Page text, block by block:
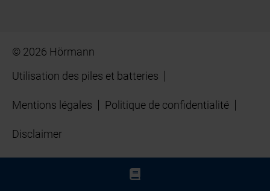
© 2026 Hörmann
Utilisation des piles et batteries
Mentions légales Politique de confidentialité
Disclaimer